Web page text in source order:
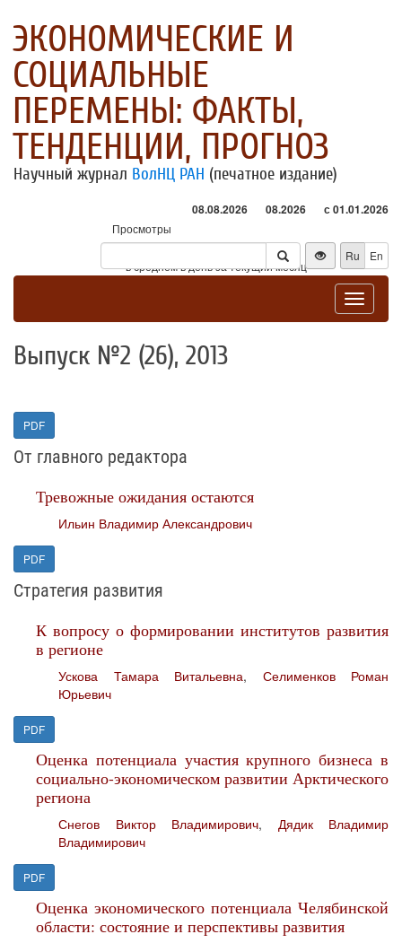
ЭКОНОМИЧЕСКИЕ И
СОЦИАЛЬНЫЕ
ПЕРЕМЕНЫ: ФАКТЫ,
ТЕНДЕНЦИИ, ПРОГНОЗ
Научный журнал ВолНЦ РАН (печатное издание)
08.08.2026 08.2026 с 01.01.2026
Просмотры
Посетители
* - в среднем в день за текущий месяц
Ru En
Toggle
Выпуск №2 (26), 2013
PDF
От главного редактора
Тревожные ожидания остаются
Ильин Владимир Александрович
PDF
Стратегия развития
К вопросу о формировании институтов развития
в регионе
Ускова Тамара Витальевна, Селименков Роман
Юрьевич
PDF
Оценка потенциала участия крупного бизнеса в
социально-экономическом развитии Арктического
региона
Снегов Виктор Владимирович, Дядик Владимир
Владимирович
PDF
Оценка экономического потенциала Челябинской
области: состояние и перспективы развития